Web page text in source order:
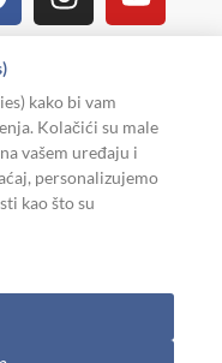
Jagodina
kako bi vam
Kolačići su male
vašem uređaju i
personalizujemo
kao što su